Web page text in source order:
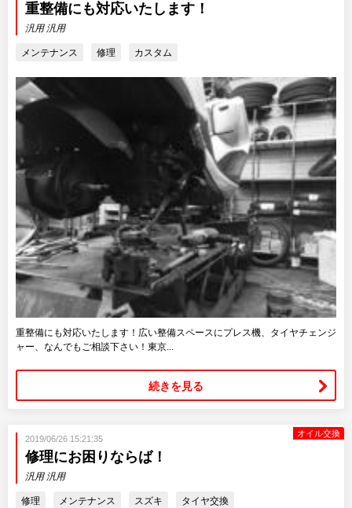
重整備にも対応いたします！
汎用 汎用
メンテナンス 修理 カスタム
重整備にも対応いたします！広い整備スペースにプレス機、タイヤチェンジ
ャー、なんでもご相談下さい！東京...
続きを見る
オイル交換
2019/06/26 15:21:35
修理にお困りならば！
汎用 汎用
修理 メンテナンス スズキ タイヤ交換